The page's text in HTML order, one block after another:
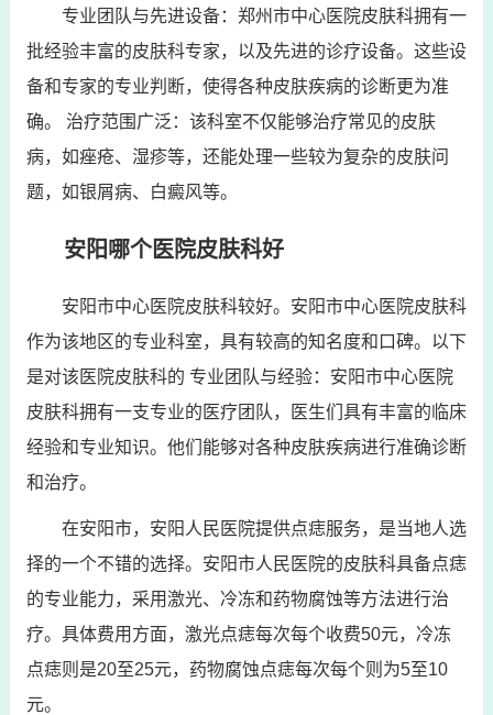
专业团队与先进设备：郑州市中心医院皮肤科拥有一
批经验丰富的皮肤科专家，以及先进的诊疗设备。这些设
备和专家的专业判断，使得各种皮肤疾病的诊断更为准
确。 治疗范围广泛：该科室不仅能够治疗常见的皮肤
病，如痤疮、湿疹等，还能处理一些较为复杂的皮肤问
题，如银屑病、白癜风等。
安阳哪个医院皮肤科好
安阳市中心医院皮肤科较好。安阳市中心医院皮肤科
作为该地区的专业科室，具有较高的知名度和口碑。以下
是对该医院皮肤科的 专业团队与经验：安阳市中心医院
皮肤科拥有一支专业的医疗团队，医生们具有丰富的临床
经验和专业知识。他们能够对各种皮肤疾病进行准确诊断
和治疗。
在安阳市，安阳人民医院提供点痣服务，是当地人选
择的一个不错的选择。安阳市人民医院的皮肤科具备点痣
的专业能力，采用激光、冷冻和药物腐蚀等方法进行治
疗。具体费用方面，激光点痣每次每个收费50元，冷冻
点痣则是20至25元，药物腐蚀点痣每次每个则为5至10
元。